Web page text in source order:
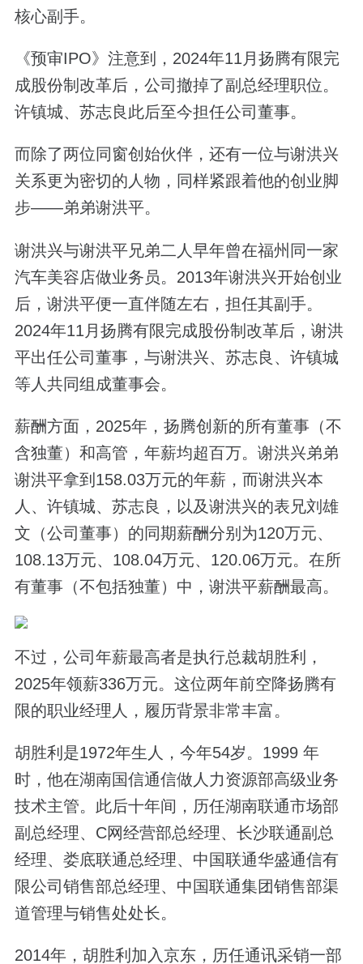
核心副手。
《预审IPO》注意到，2024年11月扬腾有限完
成股份制改革后，公司撤掉了副总经理职位。
许镇城、苏志良此后至今担任公司董事。
而除了两位同窗创始伙伴，还有一位与谢洪兴
关系更为密切的人物，同样紧跟着他的创业脚
步——弟弟谢洪平。
谢洪兴与谢洪平兄弟二人早年曾在福州同一家
汽车美容店做业务员。2013年谢洪兴开始创业
后，谢洪平便一直伴随左右，担任其副手。
2024年11月扬腾有限完成股份制改革后，谢洪
平出任公司董事，与谢洪兴、苏志良、许镇城
等人共同组成董事会。
薪酬方面，2025年，扬腾创新的所有董事（不
含独董）和高管，年薪均超百万。谢洪兴弟弟
谢洪平拿到158.03万元的年薪，而谢洪兴本
人、许镇城、苏志良，以及谢洪兴的表兄刘雄
文（公司董事）的同期薪酬分别为120万元、
108.13万元、108.04万元、120.06万元。在所
有董事（不包括独董）中，谢洪平薪酬最高。
不过，公司年薪最高者是执行总裁胡胜利，
2025年领薪336万元。这位两年前空降扬腾有
限的职业经理人，履历背景非常丰富。
胡胜利是1972年生人，今年54岁。1999 年
时，他在湖南国信通信做人力资源部高级业务
技术主管。此后十年间，历任湖南联通市场部
副总经理、C网经营部总经理、长沙联通副总
经理、娄底联通总经理、中国联通华盛通信有
限公司销售部总经理、中国联通集团销售部渠
道管理与销售处处长。
2014年，胡胜利加入京东，历任通讯采销一部